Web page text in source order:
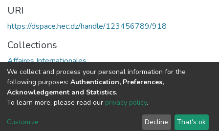
URI
https://dspace.hec.dz/handle/123456789/918
Collections
Affaires Internationales
Full item page
DSpace software copyright © 2002-2026
Cookie
End User
Send
We collect and process your personal information for the
following purposes: Authentication, Preferences,
Acknowledgement and Statistics.
To learn more, please read our privacy policy.
Customize Decline That's ok